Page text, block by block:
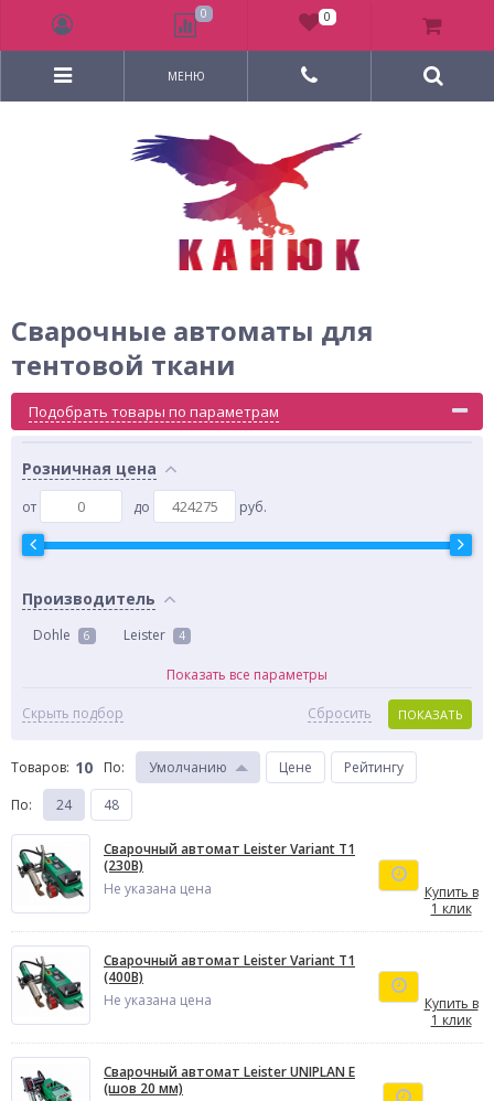
МЕНЮ
Сварочные автоматы для
тентовой ткани
Подобрать товары по параметрам
Розничная цена
от до руб.
Производитель
Dohle 6 Leister 4
Показать все параметры
Скрыть подбор ПОКАЗАТЬ
Сбросить
Товаров: 10 По: Умолчанию Цене
Рейтингу
По: 24 48
Сварочный автомат Leister Variant T1
(230В)
Не указана цена
Купить в
1 клик
Сварочный автомат Leister Variant T1
(400В)
Не указана цена
Купить в
1 клик
Сварочный автомат Leister UNIPLAN E
(шов 20 мм)
0 0